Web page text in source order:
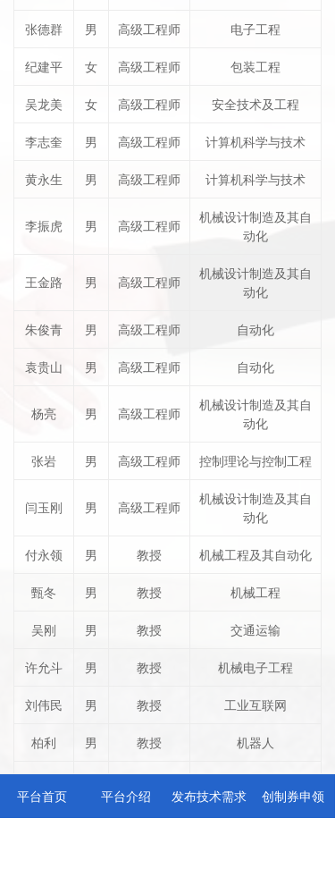
张德群 男 高级工程师 电子工程
纪建平 女 高级工程师 包装工程
吴龙美 女 高级工程师 安全技术及工程
李志奎 男 高级工程师 计算机科学与技术
黄永生 男 高级工程师 计算机科学与技术
李振虎 男 高级工程师
机械设计制造及其自
动化
王金路 男 高级工程师
机械设计制造及其自
动化
朱俊青 男 高级工程师 自动化
袁贵山 男 高级工程师 自动化
杨亮 男 高级工程师
机械设计制造及其自
动化
张岩 男 高级工程师 控制理论与控制工程
闫玉刚 男 高级工程师
机械设计制造及其自
动化
付永领 男 教授 机械工程及其自动化
甄冬 男 教授 机械工程
吴刚 男 教授 交通运输
许允斗 男 教授 机械电子工程
刘伟民 男 教授 工业互联网
柏利 男 教授 机器人
平台首页 平台介绍 发布技术需求 创制券申领